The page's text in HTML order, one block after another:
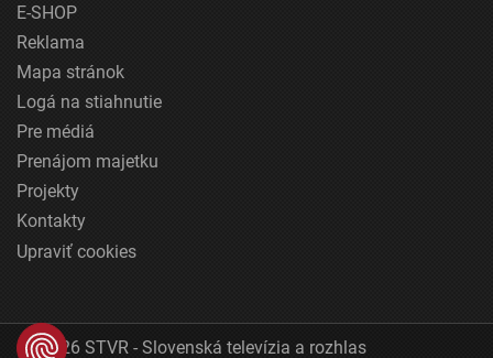
E-SHOP
Reklama
Mapa stránok
Logá na stiahnutie
Pre médiá
Prenájom majetku
Projekty
Kontakty
Upraviť cookies
© 2026 STVR - Slovenská televízia a rozhlas